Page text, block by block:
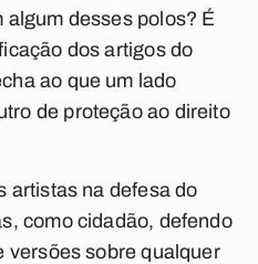
desses polos? É
dos artigos do
ao que um lado
de proteção ao direito
artistas na defesa do
como cidadão, defendo
versões sobre qualquer